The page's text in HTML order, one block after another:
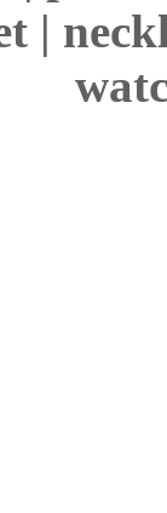
|